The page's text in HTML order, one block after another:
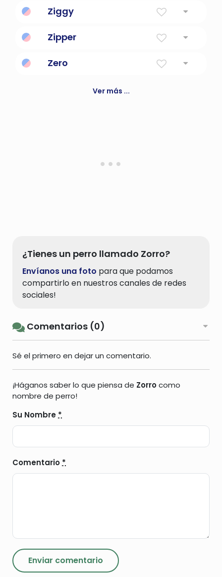
Ziggy
Zipper
Zero
Ver más ...
¿Tienes un perro llamado Zorro?
Envíanos una foto para que podamos
compartirlo en nuestros canales de redes
sociales!
Comentarios (0)
Sé el primero en dejar un comentario.
¡Háganos saber lo que piensa de Zorrocomo
nombre de perro!
Su Nombre *
Comentario *